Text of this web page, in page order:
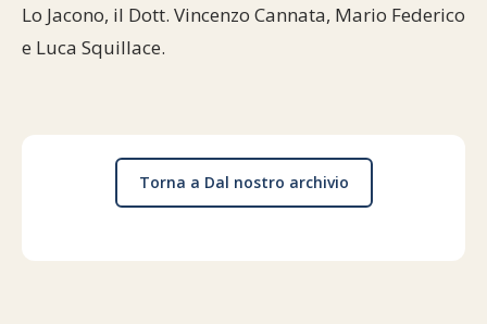
Lo Jacono, il Dott. Vincenzo Cannata, Mario Federico
e Luca Squillace.
Torna a Dal nostro archivio